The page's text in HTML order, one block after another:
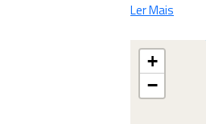
Ler Mais
+
−